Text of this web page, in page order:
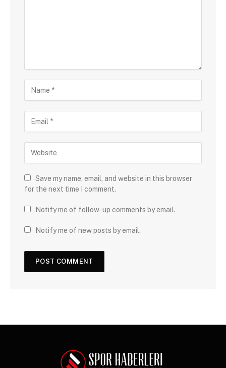
Save my name, email, and website in this browser
for the next time I comment.
Notify me of follow-up comments by email.
Notify me of new posts by email.